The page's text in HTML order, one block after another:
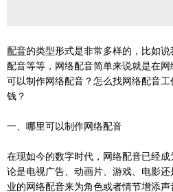
配音的类型形式是非常多样的，比如
配音等等，网络配音简单来说就是在
可以制作网络配音？怎么找网络配音
钱？
一、哪里可以制作网络配音
在现如今的数字时代，网络配音已经
论是电视广告、动画片、游戏、电影
业的网络配音来为角色或者情节增添声